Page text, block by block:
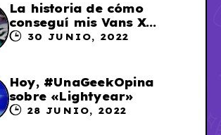
La historia de cómo
conseguí mis Vans X
Sailor Moon
30 JUNIO, 2022
Hoy, #UnaGeekOpina
sobre «Lightyear»
28 JUNIO, 2022